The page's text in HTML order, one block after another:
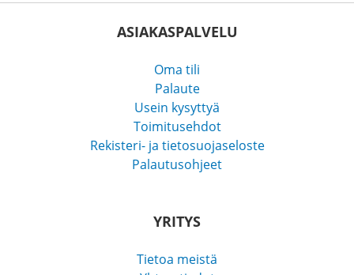
ASIAKASPALVELU
Oma tili
Palaute
Usein kysyttyä
Toimitusehdot
Rekisteri- ja tietosuojaseloste
Palautusohjeet
YRITYS
Tietoa meistä